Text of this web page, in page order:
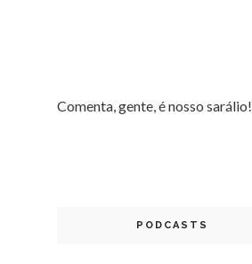
Comenta, gente, é nosso sarálio!
PODCASTS